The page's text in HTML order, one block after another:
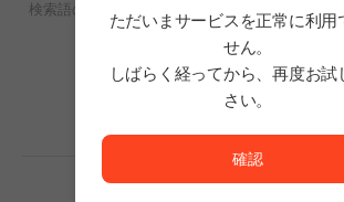
検索語の単語数を減らすか、フィルタリングの条
い。
ただいまサービスを正常に利用
せん。
しばらく経ってから、再度お試
さい。
確認